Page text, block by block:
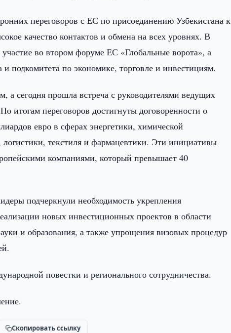
переговоров с ЕС по присоединению Узбекистана к
качество контактов и обмена на всех уровнях. В
во втором форуме ЕС «Глобальные ворота», а
подкомитета по экономике, торговле и инвестициям.
а сегодня прошла встреча с руководителями ведущих
итогам переговоров достигнуты договоренности о
евро в сферах энергетики, химической
текстиля и фармацевтики. Эти инициативы
компаниями, который превышает 40
подчеркнули необходимость укрепления
новых инвестиционных проектов в области
и образования, а также упрощения визовых процедур
повестки и регионального сотрудничества.
Скопировать ссылку